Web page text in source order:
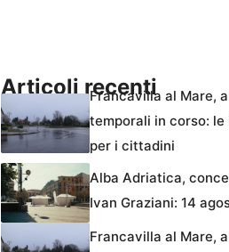
Articoli recenti
Francavilla al Mare,
temporali in corso: le
per i cittadini
Alba Adriatica,
Ivan Graziani: 14
Francavilla al Mare,